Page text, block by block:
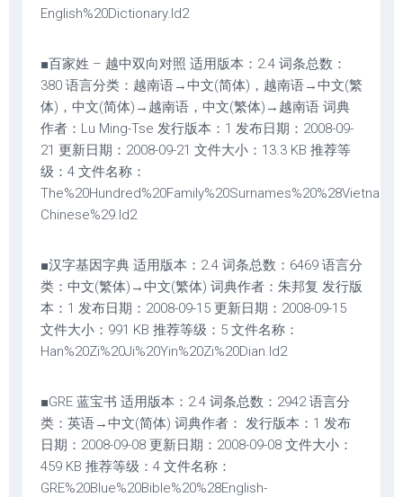
English%20Dictionary.ld2
■百家姓 – 越中双向对照 适用版本：2.4 词条总数：
380 语言分类：越南语→中文(简体)，越南语→中文(繁
体)，中文(简体)→越南语，中文(繁体)→越南语 词典
作者：Lu Ming-Tse 发行版本：1 发布日期：2008-09-
21 更新日期：2008-09-21 文件大小：13.3 KB 推荐等
级：4 文件名称：
Chinese%29.ld2
■汉字基因字典 适用版本：2.4 词条总数：6469 语言分
类：中文(繁体)→中文(繁体) 词典作者：朱邦复 发行版
本：1 发布日期：2008-09-15 更新日期：2008-09-15
文件大小：991 KB 推荐等级：5 文件名称：
Han%20Zi%20Ji%20Yin%20Zi%20Dian.ld2
■GRE 蓝宝书 适用版本：2.4 词条总数：2942 语言分
类：英语→中文(简体) 词典作者： 发行版本：1 发布
日期：2008-09-08 更新日期：2008-09-08 文件大小：
459 KB 推荐等级：4 文件名称：
GRE%20Blue%20Bible%20%28English-